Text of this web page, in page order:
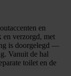
en
en verzorgd, met
is doorgelegd —
Vanuit de hal
toilet en de